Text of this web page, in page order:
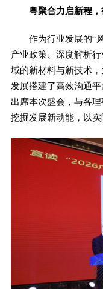
粤聚合力启新程，
作为行业发展的“风
产业政策、深度解析
域的新材料与新技术
发展搭建了高效沟通
出席本次盛会，与各
挖掘发展新动能，以实